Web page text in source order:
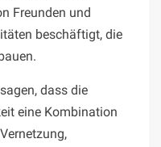
Freunden und
beschäftigt, die
dass die
eine Kombination